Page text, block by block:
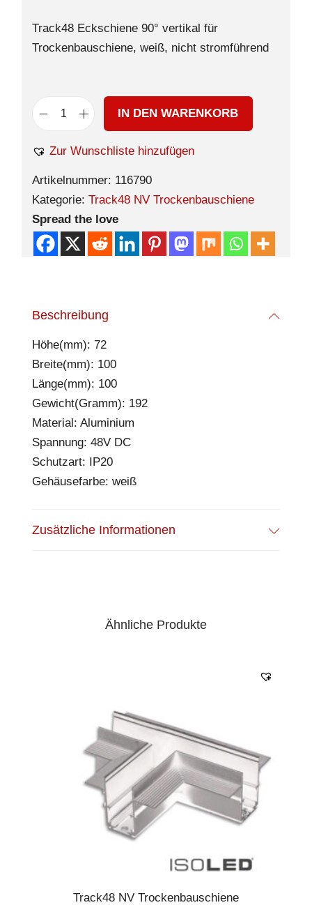
Track48 Eckschiene 90° vertikal für
Trockenbauschiene, weiß, nicht stromführend
IN DEN WARENKORB
Zur Wunschliste hinzufügen
Artikelnummer: 116790
Kategorie: Track48 NV Trockenbauschiene
Spread the love
Beschreibung
Höhe(mm): 72
Breite(mm): 100
Länge(mm): 100
Gewicht(Gramm): 192
Material: Aluminium
Spannung: 48V DC
Schutzart: IP20
Gehäusefarbe: weiß
Zusätzliche Informationen
Ähnliche Produkte
Track48 NV Trockenbauschiene